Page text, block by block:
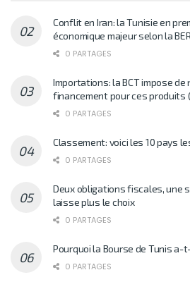
Conflit en Iran: la Tunisie en
économique majeur selon la
0 PARTAGES
Importations: la BCT impose
financement pour ces produits
0 PARTAGES
Classement: voici les 10 pays
0 PARTAGES
Deux obligations fiscales, une
laisse plus le choix
0 PARTAGES
Pourquoi la Bourse de Tunis a-
0 PARTAGES